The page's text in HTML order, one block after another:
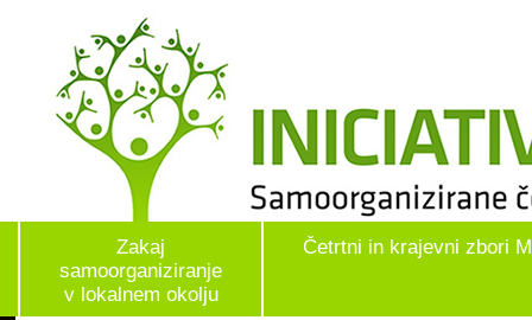
Zakaj
samoorganiziranje
v lokalnem okolju
Četrtni in krajevni zbori